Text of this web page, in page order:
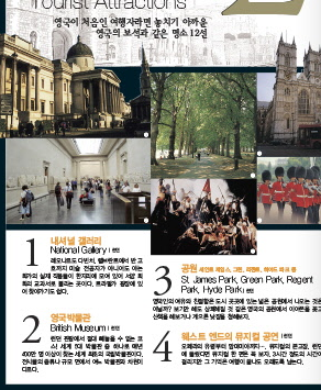
만 알림판
화 & INDEX
리아 AUSTRIA
빈 숲
잘츠부르크
잘츠카머구트
인스브루크
라하
보헤미아(플젠&카를로비 바리)